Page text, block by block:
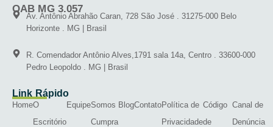
OAB MG 3.057
Av. Antônio Abrahão Caran, 728 São José . 31275-000 Belo
Horizonte . MG | Brasil
R. Comendador Antônio Alves,1791 sala 14a, Centro . 33600-000
Pedro Leopoldo . MG | Brasil
Link Rápido
HomeO
Escritório
EquipeSomos
Cumpra
BlogContatoPolítica de
Privacidade
Código
de
Canal de
Denúncia